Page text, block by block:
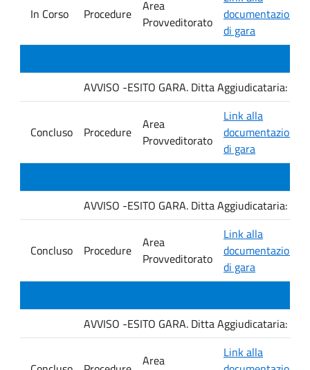
In Corso Procedure
Area
Provveditorato
documentazione
di gara
AVVISO -ESITO GARA. Ditta Aggiudicataria: M.
Concluso Procedure
Area
Provveditorato
Link alla
documentazione
di gara
AVVISO -ESITO GARA. Ditta Aggiudicataria:
Concluso Procedure
Area
Provveditorato
Link alla
documentazione
di gara
AVVISO -ESITO GARA. Ditta Aggiudicataria:
Area
Link alla